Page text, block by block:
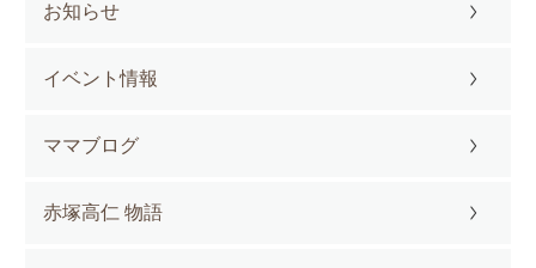
お知らせ
イベント情報
ママブログ
赤塚高仁 物語